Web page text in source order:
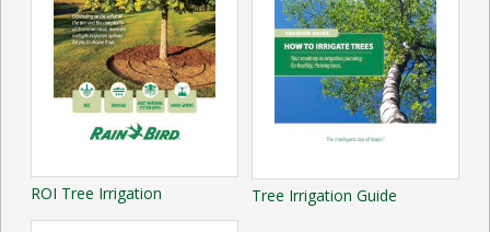
ROI Tree Irrigation Tree Irrigation Guide